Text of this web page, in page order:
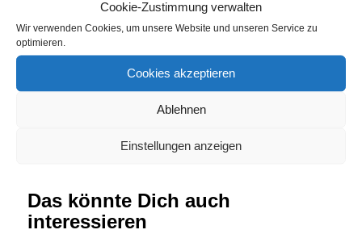
Cookie-Zustimmung verwalten
Wir verwenden Cookies, um unsere Website und unseren Service zu
optimieren.
Cookies akzeptieren
Ablehnen
Einstellungen anzeigen
Eintrag teilen
Das könnte Dich auch
interessieren